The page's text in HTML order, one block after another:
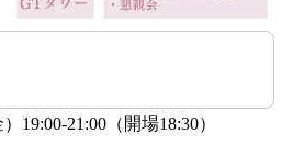
19:00-21:00（開場18:30）